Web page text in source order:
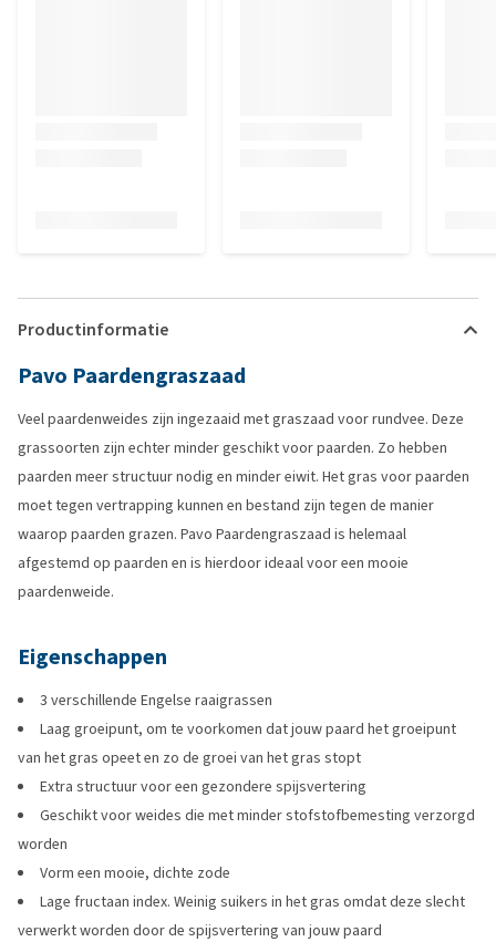
Productinformatie
Pavo Paardengraszaad
Veel paardenweides zijn ingezaaid met graszaad voor rundvee. Deze
grassoorten zijn echter minder geschikt voor paarden. Zo hebben
paarden meer structuur nodig en minder eiwit. Het gras voor paarden
moet tegen vertrapping kunnen en bestand zijn tegen de manier
waarop paarden grazen. Pavo Paardengraszaad is helemaal
afgestemd op paarden en is hierdoor ideaal voor een mooie
paardenweide.
Eigenschappen
3 verschillende Engelse raaigrassen
Laag groeipunt, om te voorkomen dat jouw paard het groeipunt
van het gras opeet en zo de groei van het gras stopt
Extra structuur voor een gezondere spijsvertering
Geschikt voor weides die met minder stofstofbemesting verzorgd
worden
Vorm een mooie, dichte zode
Lage fructaan index. Weinig suikers in het gras omdat deze slecht
verwerkt worden door de spijsvertering van jouw paard